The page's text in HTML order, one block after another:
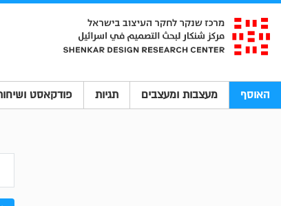
האוסף מעצבות ומעצבים תגיות פודקאסט